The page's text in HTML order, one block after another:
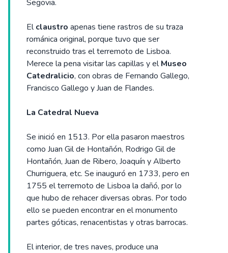
Segovia.
Elclaustro apenas tiene rastros de su traza
románica original, porque tuvo que ser
reconstruido tras el terremoto de Lisboa.
Merece la pena visitar las capillas y elMuseo
Catedralicio, con obras de Fernando Gallego,
Francisco Gallego y Juan de Flandes.
La Catedral Nueva
Se inició en 1513. Por ella pasaron maestros
como Juan Gil de Hontañón, Rodrigo Gil de
Hontañón, Juan de Ribero, Joaquín y Alberto
Churriguera, etc. Se inauguró en 1733, pero en
1755 el terremoto de Lisboa la dañó, por lo
que hubo de rehacer diversas obras. Por todo
ello se pueden encontrar en el monumento
partes góticas, renacentistas y otras barrocas.
El interior, de tres naves, produce una